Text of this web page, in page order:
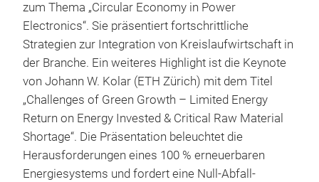
zum Thema „Circular Economy in Power
Electronics“. Sie präsentiert fortschrittliche
Strategien zur Integration von Kreislaufwirtschaft in
der Branche. Ein weiteres Highlight ist die Keynote
von Johann W. Kolar (ETH Zürich) mit dem Titel
„Challenges of Green Growth – Limited Energy
Return on Energy Invested & Critical Raw Material
Shortage“. Die Präsentation beleuchtet die
Herausforderungen eines 100 % erneuerbaren
Energiesystems und fordert eine Null-Abfall-